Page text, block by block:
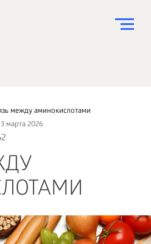
между аминокислотами
3 марта 2026